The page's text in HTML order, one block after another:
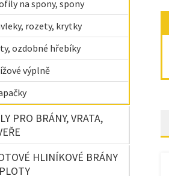
na spony, spony
rozety, krytky
ozdobné hřebíky
výplně
PRO BRÁNY, VRATA,
HLINÍKOVÉ BRÁNY